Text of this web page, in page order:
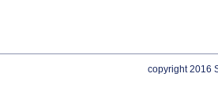
copyright 2016